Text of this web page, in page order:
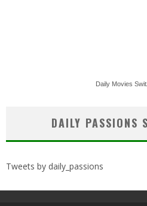
Daily Movies
DAILY PASSIONS
Tweets by daily_passions